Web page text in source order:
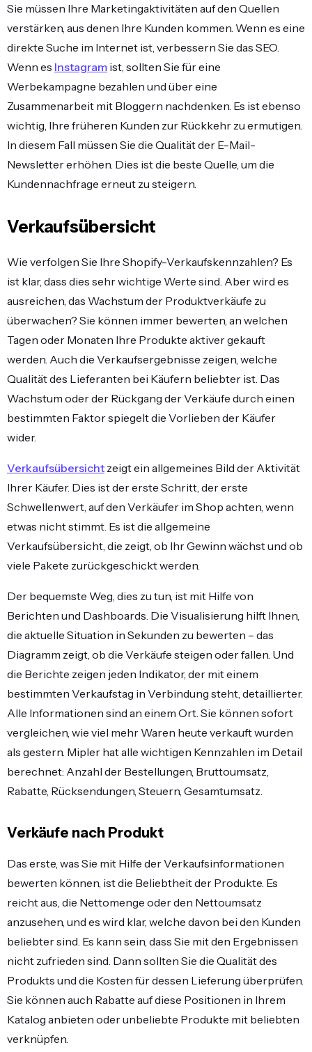
Sie müssen Ihre Marketingaktivitäten auf den Quellen
verstärken, aus denen Ihre Kunden kommen. Wenn es eine
direkte Suche im Internet ist, verbessern Sie das SEO.
Wenn es Instagram ist, sollten Sie für eine
Werbekampagne bezahlen und über eine
Zusammenarbeit mit Bloggern nachdenken. Es ist ebenso
wichtig, Ihre früheren Kunden zur Rückkehr zu ermutigen.
In diesem Fall müssen Sie die Qualität der E-Mail-
Newsletter erhöhen. Dies ist die beste Quelle, um die
Kundennachfrage erneut zu steigern.
Verkaufsübersicht
Wie verfolgen Sie Ihre Shopify-Verkaufskennzahlen? Es
ist klar, dass dies sehr wichtige Werte sind. Aber wird es
ausreichen, das Wachstum der Produktverkäufe zu
überwachen? Sie können immer bewerten, an welchen
Tagen oder Monaten Ihre Produkte aktiver gekauft
werden. Auch die Verkaufsergebnisse zeigen, welche
Qualität des Lieferanten bei Käufern beliebter ist. Das
Wachstum oder der Rückgang der Verkäufe durch einen
bestimmten Faktor spiegelt die Vorlieben der Käufer
wider.
Verkaufsübersicht zeigt ein allgemeines Bild der Aktivität
Ihrer Käufer. Dies ist der erste Schritt, der erste
Schwellenwert, auf den Verkäufer im Shop achten, wenn
etwas nicht stimmt. Es ist die allgemeine
Verkaufsübersicht, die zeigt, ob Ihr Gewinn wächst und ob
viele Pakete zurückgeschickt werden.
Der bequemste Weg, dies zu tun, ist mit Hilfe von
Berichten und Dashboards. Die Visualisierung hilft Ihnen,
die aktuelle Situation in Sekunden zu bewerten – das
Diagramm zeigt, ob die Verkäufe steigen oder fallen. Und
die Berichte zeigen jeden Indikator, der mit einem
bestimmten Verkaufstag in Verbindung steht, detaillierter.
Alle Informationen sind an einem Ort. Sie können sofort
vergleichen, wie viel mehr Waren heute verkauft wurden
als gestern. Mipler hat alle wichtigen Kennzahlen im Detail
berechnet: Anzahl der Bestellungen, Bruttoumsatz,
Rabatte, Rücksendungen, Steuern, Gesamtumsatz.
Verkäufe nach Produkt
Das erste, was Sie mit Hilfe der Verkaufsinformationen
bewerten können, ist die Beliebtheit der Produkte. Es
reicht aus, die Nettomenge oder den Nettoumsatz
anzusehen, und es wird klar, welche davon bei den Kunden
beliebter sind. Es kann sein, dass Sie mit den Ergebnissen
nicht zufrieden sind. Dann sollten Sie die Qualität des
Produkts und die Kosten für dessen Lieferung überprüfen.
Sie können auch Rabatte auf diese Positionen in Ihrem
Katalog anbieten oder unbeliebte Produkte mit beliebten
verknüpfen.